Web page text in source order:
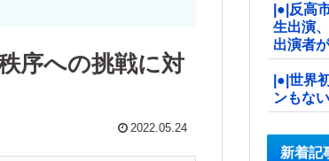
序への挑戦に対
2022.05.24
|●|反高
生出演
出演者
|●|世界
ンもな
新着記